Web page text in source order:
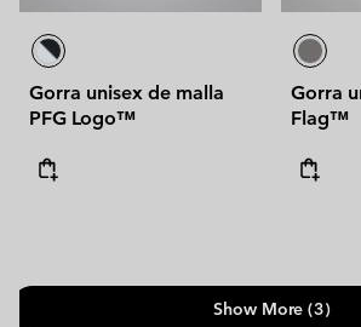
Gorra unisex de malla
PFG Logo™
Gorra
Flag™
Show More (3)